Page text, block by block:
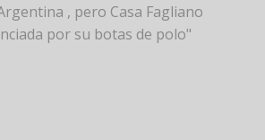
, pero Casa Fagliano
por su botas de polo"